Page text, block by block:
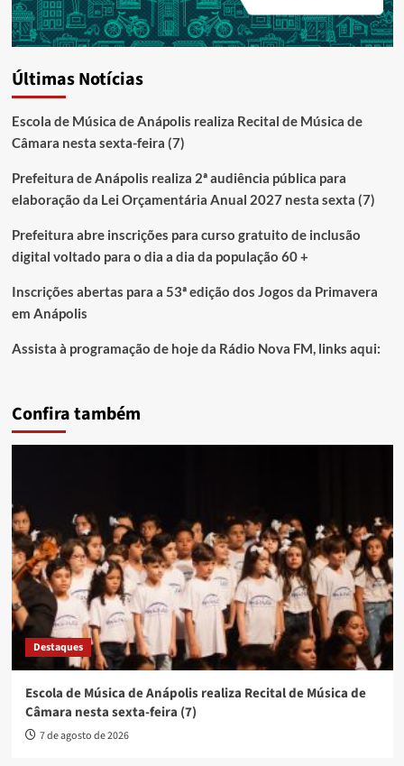
Últimas Notícias
Escola de Música de Anápolis realiza Recital de Música de
Câmara nesta sexta-feira (7)
Prefeitura de Anápolis realiza 2ª audiência pública para
elaboração da Lei Orçamentária Anual 2027 nesta sexta (7)
Prefeitura abre inscrições para curso gratuito de inclusão
digital voltado para o dia a dia da população 60 +
Inscrições abertas para a 53ª edição dos Jogos da Primavera
em Anápolis
Assista à programação de hoje da Rádio Nova FM, links aqui:
Confira também
Destaques
Escola de Música de Anápolis realiza Recital de Música de
Câmara nesta sexta-feira (7)
7 de agosto de 2026